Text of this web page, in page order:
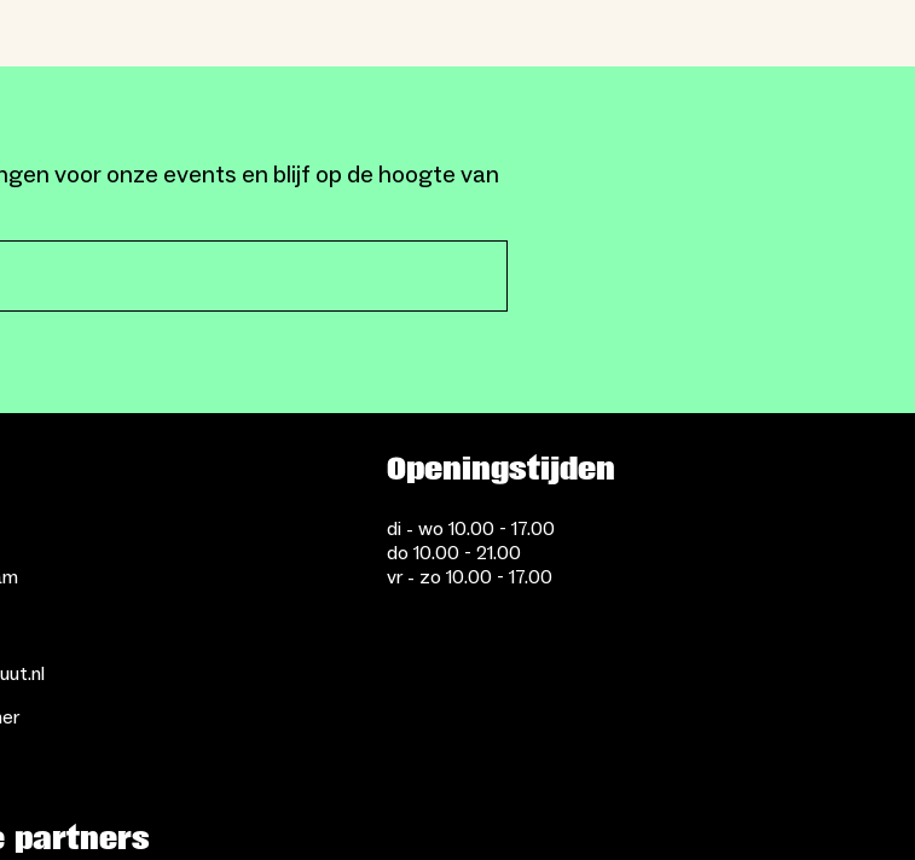
voor onze events en blijf op de hoogte van
Openingstijden
di - wo 10.00 - 17.00
do 10.00 - 21.00
vr - zo 10.00 - 17.00
partners